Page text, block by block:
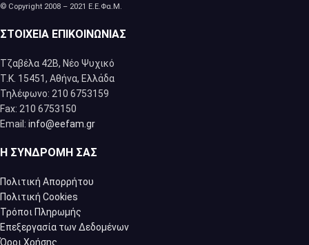
© Copyright 2008 – 2021 Ε.Ε.Φα.Μ.
ΣΤΟΙΧΕΊΑ ΕΠΙΚΟΙΝΩΝΊΑΣ
Τζαβέλα 42Β, Νέο Ψυχικό
Τ.Κ. 15451, Αθήνα, Eλλάδα
Τηλέφωνο: 210 6753159
Fax: 210 6753150
Email: info@eefam.gr
Η ΣΥΝΔΡΟΜΉ ΣΑΣ
Πολιτική Απορρήτου
Πολιτική Cookies
Τρόποι Πληρωμής
Επεξεργασία των Δεδομένων
Όροι Χρήσης